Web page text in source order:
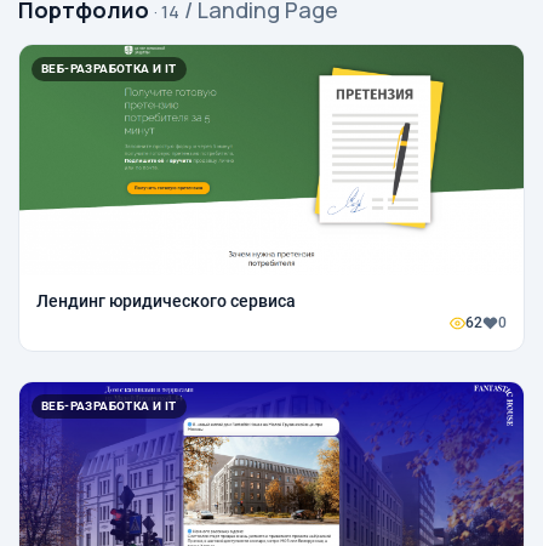
Портфолио · 14 / Landing Page
ВЕБ-РАЗРАБОТКА И IT
Лендинг юридического сервиса
62 0
ВЕБ-РАЗРАБОТКА И IT